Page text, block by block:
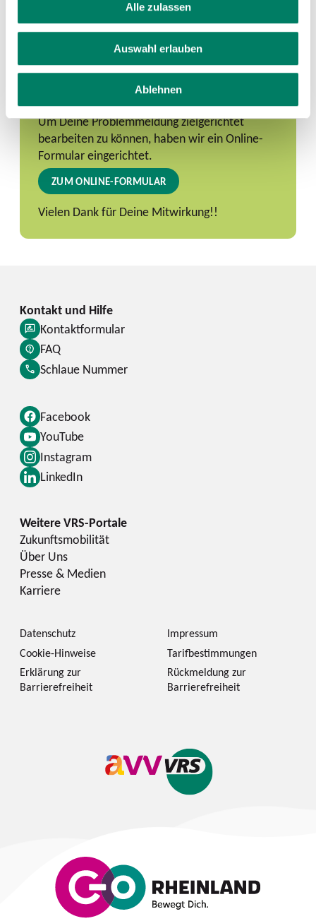
Alle zulassen
Auswahl erlauben
Ablehnen
Problem melden
Wenn Du ein Problem an dieser Haltestelle
vorgefunden hast, freuen wir uns, wenn Du uns
dieses meldest. Nur so können wir die Qualität
an unseren Haltestellen ständig verbessern.
Um Deine Problemmeldung zielgerichtet
bearbeiten zu können, haben wir ein Online-
Formular eingerichtet.
ZUM ONLINE-FORMULAR
Vielen Dank für Deine Mitwirkung!!
Facebook
YouTube
Instagram
LinkedIn
Kontaktformular
FAQ
Schlaue Nummer
Zukunftsmobilität
Über Uns
Presse & Medien
Karriere
Datenschutz
Impressum
Cookie-Hinweise
Tarifbestimmungen
Erklärung zur
Barrierefreiheit
Rückmeldung zur
Barrierefreiheit